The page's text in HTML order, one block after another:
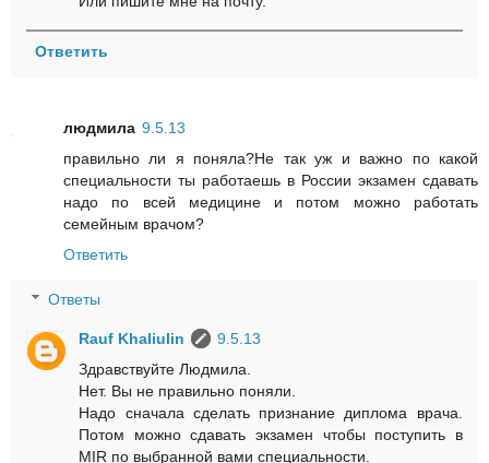
Ответить
людмила 9.5.13
правильно ли я поняла?Не так уж и важно по какой
специальности ты работаешь в России экзамен сдавать
надо по всей медицине и потом можно работать
семейным врачом?
Ответить
Ответы
Rauf Khaliulin
9.5.13
Здравствуйте Людмила.
Нет. Вы не правильно поняли.
Надо сначала сделать признание диплома врача.
Потом можно сдавать экзамен чтобы поступить в
MIR по выбранной вами специальности.